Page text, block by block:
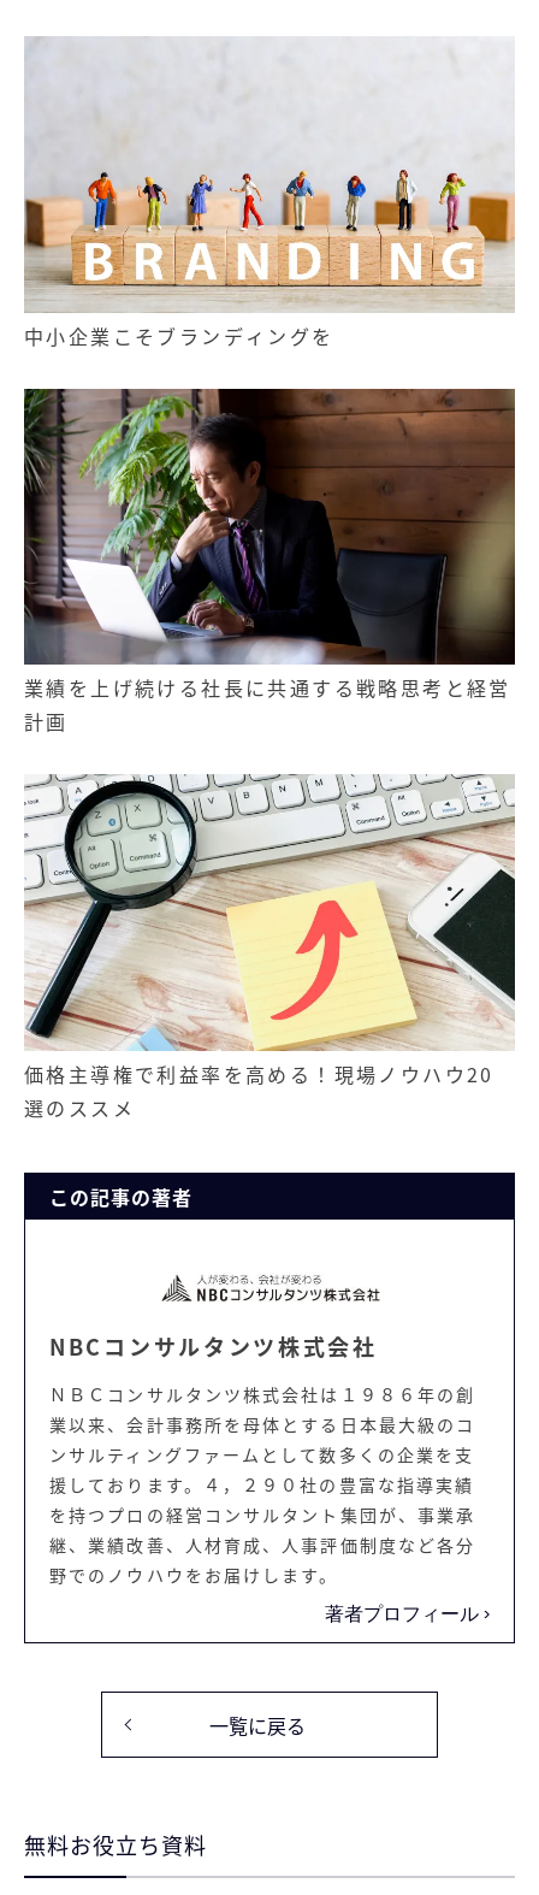
中小企業こそブランディングを
業績を上げ続ける社長に共通する戦略思考と経営
計画
価格主導権で利益率を高める！現場ノウハウ20
選のススメ
この記事の著者
NBCコンサルタンツ株式会社
ＮＢＣコンサルタンツ株式会社は１９８６年の創
業以来、会計事務所を母体とする日本最大級のコ
ンサルティングファームとして数多くの企業を支
援しております。４，２９０社の豊富な指導実績
を持つプロの経営コンサルタント集団が、事業承
継、業績改善、人材育成、人事評価制度など各分
野でのノウハウをお届けします。
著者プロフィール
一覧に戻る
無料お役立ち資料